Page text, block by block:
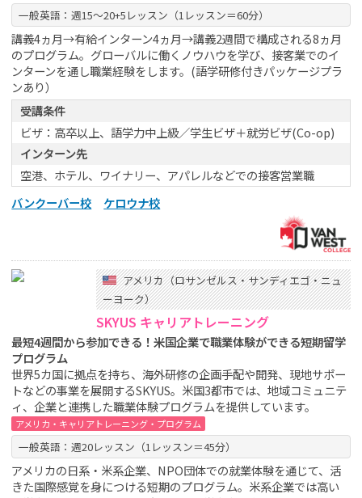
一般英語：週15～20+5レッスン（1レッスン＝60分）
講義4ヵ月→有給インターン4ヵ月→講義2週間で構成される8ヵ月
のプログラム。グローバルに働くノウハウを学び、接客業でのイ
ンターンを通し職業経験をします。(語学研修付きパッケージプラ
ンあり）
受講条件
ビザ：高卒以上、語学力中上級／学生ビザ＋就労ビザ(Co-op)
インターン先
空港、ホテル、ワイナリー、アパレルなどでの接客営業職
バンクーバー校
ケロウナ校
アメリカ（ロサンゼルス・サンディエゴ・ニュ
ーヨーク）
SKYUS キャリアトレーニング
最短4週間から参加できる！米国企業で職業体験ができる短期留学
プログラム
世界5カ国に拠点を持ち、海外研修の企画手配や開発、現地サポー
トなどの事業を展開するSKYUS。米国3都市では、地域コミュニテ
ィ、企業と連携した職業体験プログラムを提供しています。
アメリカ・キャリアトレーニング・プログラム
一般英語：週20レッスン（1レッスン＝45分）
アメリカの日系・米系企業、NPO団体での就業体験を通じて、活
きた国際感覚を身につける短期のプログラム。米系企業では高い